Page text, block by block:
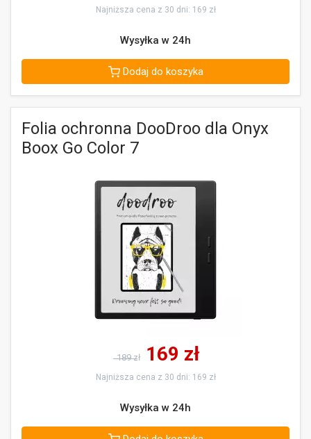
Najniższa cena z 30 dni: 169 zł
Wysyłka w 24h
Dodaj do koszyka
Folia ochronna DooDroo dla Onyx
Boox Go Color 7
189 zł 169 zł
Najniższa cena z 30 dni: 169 zł
Wysyłka w 24h